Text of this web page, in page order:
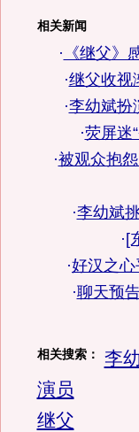
相关新闻
· 《继父》
·继父收视
·李幼斌扮
·荧屏迷
·被观众抱
·李幼斌
·[
·好汉之
·聊天预
相关搜索：
李
演员
继父